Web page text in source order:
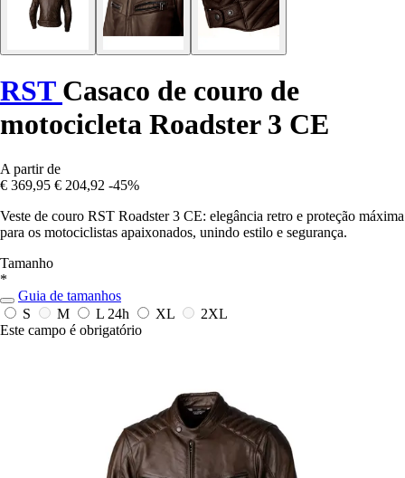
RST Casaco de couro de
motocicleta Roadster 3 CE
A partir de
€ 369,95 € 204,92 -45%
Veste de couro RST Roadster 3 CE: elegância retro e proteção máxima
para os motociclistas apaixonados, unindo estilo e segurança.
Tamanho
*
Guia de tamanhos
S
M L 24h XL
2XL
Este campo é obrigatório